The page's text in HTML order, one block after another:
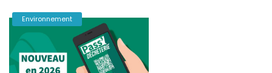
Environnement